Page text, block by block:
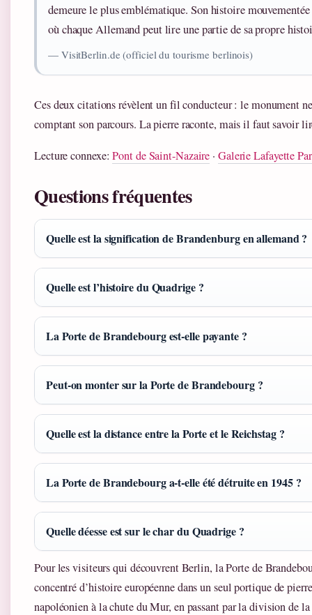
demeure le plus emblématique. Son histoire
où chaque Allemand peut lire une partie de sa propre
— VisitBerlin.de (officiel du tourisme berlinois)
Ces deux citations révèlent un fil conducteur : le monument
comptant son parcours. La pierre raconte, mais il faut savoir
Lecture connexe:Pont de Saint-Nazaire · Galerie Lafayette
Questions fréquentes
Quelle est la signification de Brandenburg en allemand ?
Quelle est l’histoire du Quadrige ?
La Porte de Brandebourg est-elle payante ?
Peut-on monter sur la Porte de Brandebourg ?
Quelle est la distance entre la Porte et le Reichstag ?
La Porte de Brandebourg a-t-elle été détruite en 1945 ?
Quelle déesse est sur le char du Quadrige ?
Pour les visiteurs qui découvrent Berlin, la Porte de
concentré d’histoire européenne dans un seul portique de
napoléonien à la chute du Mur, en passant par la division de